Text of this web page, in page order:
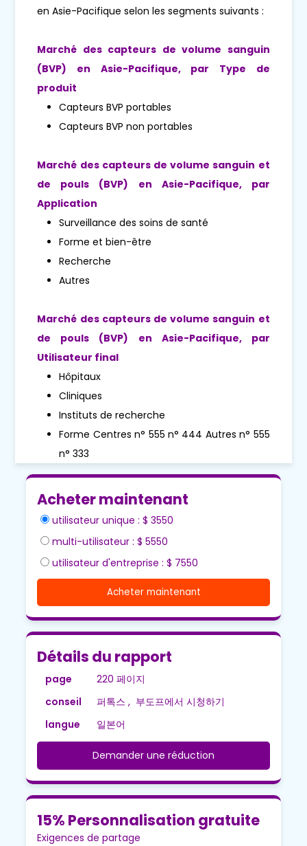
en Asie-Pacifique selon les segments suivants :
Marché des capteurs de volume sanguin
(BVP) en Asie-Pacifique, par Type de
produit
Capteurs BVP portables
Capteurs BVP non portables
Marché des capteurs de volume sanguin et
de pouls (BVP) en Asie-Pacifique, par
Application
Surveillance des soins de santé
Forme et bien-être
Recherche
Autres
Marché des capteurs de volume sanguin et
de pouls (BVP) en Asie-Pacifique, par
Utilisateur final
Hôpitaux
Cliniques
Instituts de recherche
Forme Centres n° 555 n° 444 Autres n° 555
n° 333
Acheter maintenant
utilisateur unique : $ 3550
multi-utilisateur : $ 5550
utilisateur d'entreprise : $ 7550
Acheter maintenant
Détails du rapport
page
220 페이지
conseil
퍼톡스 , 부도프에서 시청하기
langue
일본어
Demander une réduction
15% Personnalisation gratuite
Exigences de partage